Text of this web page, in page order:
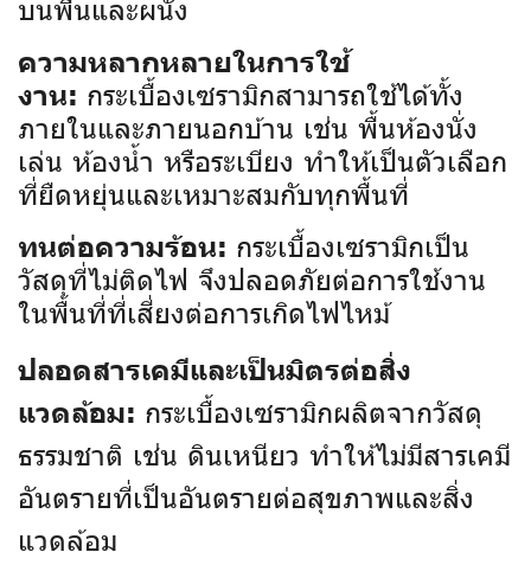
บนพื้นและผนัง
ความหลากหลายในการใช้
งาน: กระเบื้องเซรามิกสามารถใช้ได้ทั้ง
ภายในและภายนอกบ้าน เช่น พื้นห้องนั่ง
เล่น ห้องน้ำ หรือระเบียง ทำให้เป็นตัวเลือก
ที่ยืดหยุ่นและเหมาะสมกับทุกพื้นที่
ทนต่อความร้อน: กระเบื้องเซรามิกเป็น
วัสดุที่ไม่ติดไฟ จึงปลอดภัยต่อการใช้งาน
ในพื้นที่ที่เสี่ยงต่อการเกิดไฟไหม้
ปลอดสารเคมีและเป็นมิตรต่อสิ่ง
แวดล้อม: กระเบื้องเซรามิกผลิตจากวัสดุ
ธรรมชาติ เช่น ดินเหนียว ทำให้ไม่มีสารเคมี
อันตรายที่เป็นอันตรายต่อสุขภาพและสิ่ง
แวดล้อม